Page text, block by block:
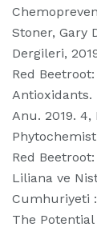
Stoner, Gary
Dergileri,
Red
Antioxidants.
Anu. 2019.
Red
Liliana ve
Cumhuriyeti
The